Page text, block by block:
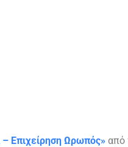
– Επιχείρηση Ωρωπός» από